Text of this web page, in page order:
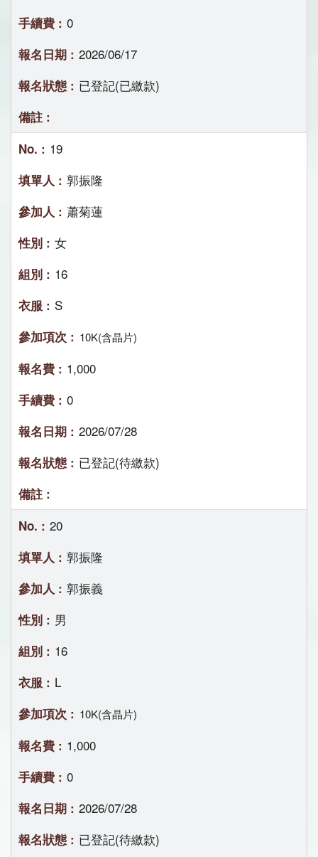
0
2026/06/17
已登記(已繳款)
19
郭振隆
蕭菊蓮
女
16
S
10K(含晶片)
1,000
0
2026/07/28
已登記(待繳款)
20
郭振隆
郭振義
男
16
L
10K(含晶片)
1,000
0
2026/07/28
已登記(待繳款)